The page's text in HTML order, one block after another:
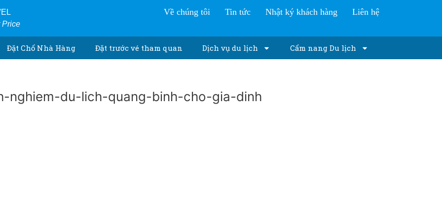
Price
Về chúng tôi Tin tức Nhật ký khách hàng Liên hệ
Đặt Chổ Nhà Hàng Đặt trước vé tham quan Dịch vụ du lịch Cẩm nang Du lịch
nghiem-du-lich-quang-binh-cho-gia-dinh